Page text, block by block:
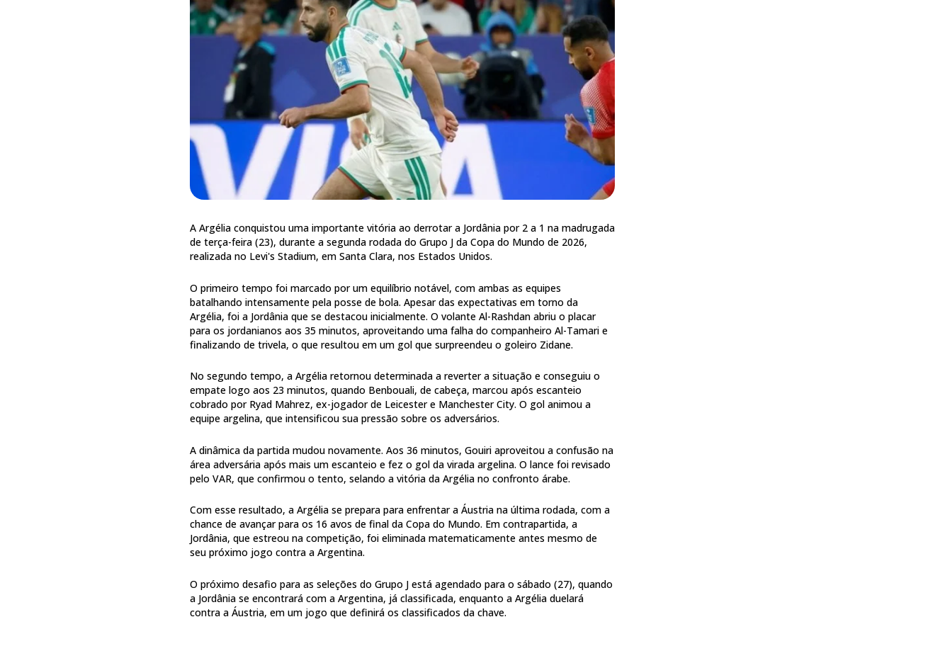
A Argélia conquistou uma importante vitória ao derrotar a Jordânia por 2 a 1 na madrugada
de terça-feira (23), durante a segunda rodada do Grupo J da Copa do Mundo de 2026,
realizada no Levi's Stadium, em Santa Clara, nos Estados Unidos.
O primeiro tempo foi marcado por um equilíbrio notável, com ambas as equipes
batalhando intensamente pela posse de bola. Apesar das expectativas em torno da
Argélia, foi a Jordânia que se destacou inicialmente. O volante Al-Rashdan abriu o placar
para os jordanianos aos 35 minutos, aproveitando uma falha do companheiro Al-Tamari e
finalizando de trivela, o que resultou em um gol que surpreendeu o goleiro Zidane.
No segundo tempo, a Argélia retornou determinada a reverter a situação e conseguiu o
empate logo aos 23 minutos, quando Benbouali, de cabeça, marcou após escanteio
cobrado por Ryad Mahrez, ex-jogador de Leicester e Manchester City. O gol animou a
equipe argelina, que intensificou sua pressão sobre os adversários.
A dinâmica da partida mudou novamente. Aos 36 minutos, Gouiri aproveitou a confusão na
área adversária após mais um escanteio e fez o gol da virada argelina. O lance foi revisado
pelo VAR, que confirmou o tento, selando a vitória da Argélia no confronto árabe.
Com esse resultado, a Argélia se prepara para enfrentar a Áustria na última rodada, com a
chance de avançar para os 16 avos de final da Copa do Mundo. Em contrapartida, a
Jordânia, que estreou na competição, foi eliminada matematicamente antes mesmo de
seu próximo jogo contra a Argentina.
O próximo desafio para as seleções do Grupo J está agendado para o sábado (27), quando
a Jordânia se encontrará com a Argentina, já classificada, enquanto a Argélia duelará
contra a Áustria, em um jogo que definirá os classificados da chave.